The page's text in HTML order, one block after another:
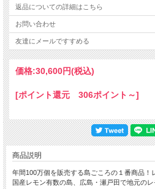
返品についての詳細はこちら
お問い合わせ
友達にメールですすめる
価格:30,600円(税込)
[ポイント還元 306ポイント～]
商品説明
年間100万個を販売する島ごころの１番商品！
国産レモン有数の島、広島・瀬戸田で地元の